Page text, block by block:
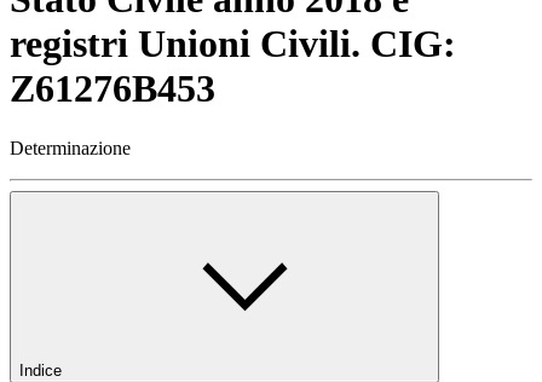
registri Unioni Civili. CIG:
Z61276B453
Determinazione
Indice